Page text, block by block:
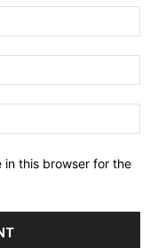
in this browser for the